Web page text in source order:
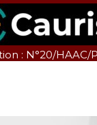
: N°20/HAAC/